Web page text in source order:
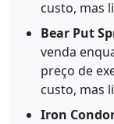
custo, mas
Bear Put
venda
preço de
custo, mas
Iron